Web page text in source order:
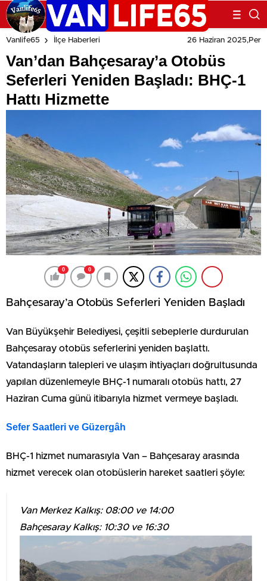
Vanlife65 İlçe Haberleri 26 Haziran 2025,Per
Van’dan Bahçesaray’a Otobüs
Seferleri Yeniden Başladı: BHÇ-1
Hattı Hizmette
0 0
Bahçesaray’a Otobüs Seferleri Yeniden Başladı
Van Büyükşehir Belediyesi, çeşitli sebeplerle durdurulan
Bahçesaray otobüs seferlerini yeniden başlattı.
Vatandaşların talepleri ve ulaşım ihtiyaçları doğrultusunda
yapılan düzenlemeyle BHÇ-1 numaralı otobüs hattı, 27
Haziran Cuma günü itibarıyla hizmet vermeye başladı.
Sefer Saatleri ve Güzergâh
BHÇ-1 hizmet numarasıyla Van – Bahçesaray arasında
hizmet verecek olan otobüslerin hareket saatleri şöyle:
Van Merkez Kalkış: 08:00 ve 14:00
Bahçesaray Kalkış: 10:30 ve 16:30